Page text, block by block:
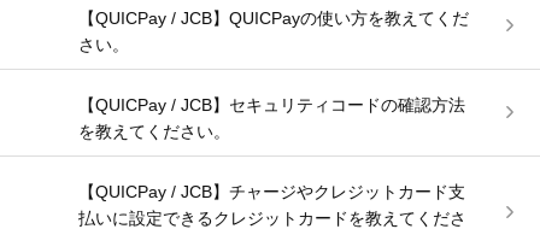
【QUICPay / JCB】QUICPayの使い方を教えてくだ
さい。
【QUICPay / JCB】セキュリティコードの確認方法
を教えてください。
【QUICPay / JCB】チャージやクレジットカード支
払いに設定できるクレジットカードを教えてくださ